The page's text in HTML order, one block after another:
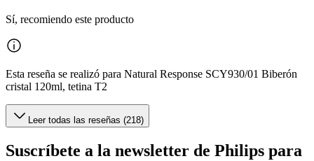
Sí, recomiendo este producto
Esta reseña se realizó para Natural Response SCY930/01 Biberón
cristal 120ml, tetina T2
Leer todas las reseñas (218)
Suscríbete a la newsletter de Philips para